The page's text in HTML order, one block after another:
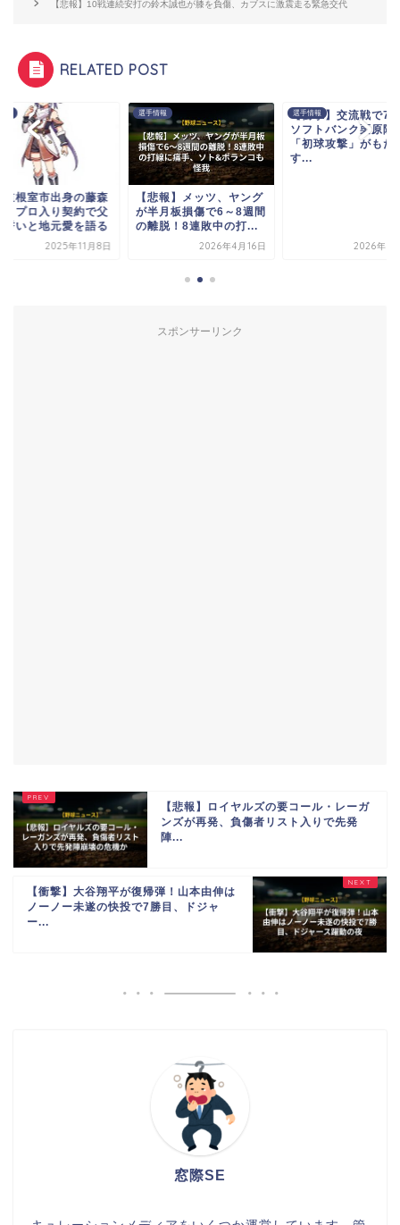
【悲報】10戦連続安打の鈴木誠也が膝を負傷、カブスに激震走る緊急交代
RELATED POST
道根室市出身の藤森
、プロ入り契約で父
誓いと地元愛を語る
2025年11月8日
選手情報
【悲報】メッツ、ヤング
が半月板損傷で6～8週間
の離脱！8連敗中の打...
2026年4月16日
選手情報
【衝撃】交流戦で7
ソフトバンク栗原陵
「初球攻撃」がもた
す...
2026年6
スポンサーリンク
【悲報】ロイヤルズの要コール・レーガ
ンズが再発、負傷者リスト入りで先発
陣...
【衝撃】大谷翔平が復帰弾！山本由伸は
ノーノー未遂の快投で7勝目、ドジャ
ー...
窓際SE